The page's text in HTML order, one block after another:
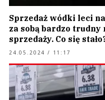
Sprzedaż wódki leci
za sobą bardzo
sprzedaży. Co się
24.05.2024 / 11:17